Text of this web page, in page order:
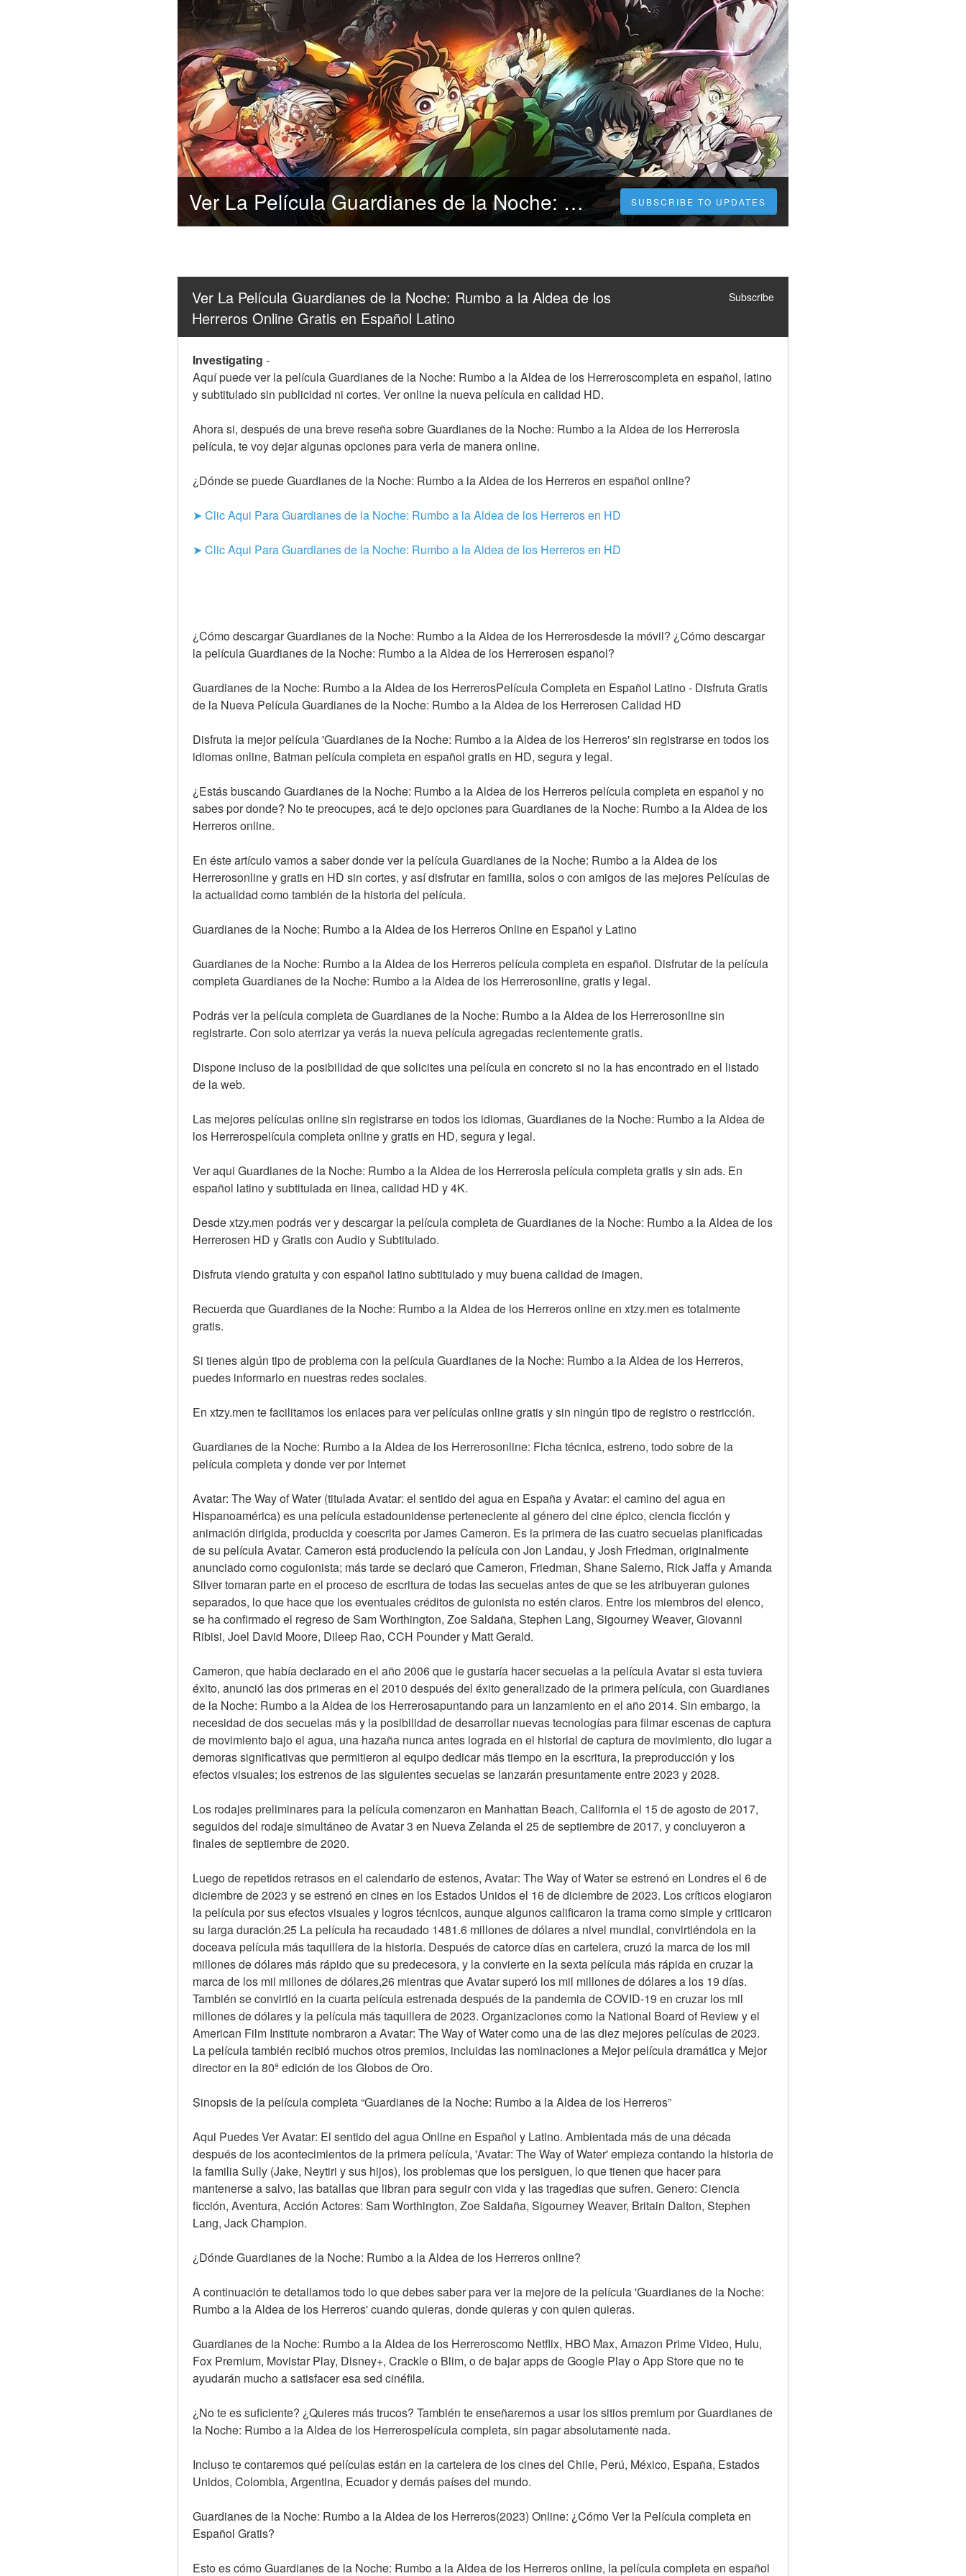
Ver La Película Guardianes de la Noche: Rumbo a la Aldea de los Herreros Online Gratis en Español Latino SUBSCRIBE TO UPDATES
Ver La Película Guardianes de la Noche: Rumbo a la Aldea de los
Herreros Online Gratis en Español Latino
Subscribe
Investigating -
Aquí puede ver la película Guardianes de la Noche: Rumbo a la Aldea de los Herreroscompleta en español, latino
y subtitulado sin publicidad ni cortes. Ver online la nueva película en calidad HD.
Ahora si, después de una breve reseña sobre Guardianes de la Noche: Rumbo a la Aldea de los Herrerosla
película, te voy dejar algunas opciones para verla de manera online.
¿Dónde se puede Guardianes de la Noche: Rumbo a la Aldea de los Herreros en español online?
➤ Clic Aqui Para Guardianes de la Noche: Rumbo a la Aldea de los Herreros en HD
➤ Clic Aqui Para Guardianes de la Noche: Rumbo a la Aldea de los Herreros en HD
¿Cómo descargar Guardianes de la Noche: Rumbo a la Aldea de los Herrerosdesde la móvil? ¿Cómo descargar
la película Guardianes de la Noche: Rumbo a la Aldea de los Herrerosen español?
Guardianes de la Noche: Rumbo a la Aldea de los HerrerosPelícula Completa en Español Latino - Disfruta Gratis
de la Nueva Película Guardianes de la Noche: Rumbo a la Aldea de los Herrerosen Calidad HD
Disfruta la mejor película 'Guardianes de la Noche: Rumbo a la Aldea de los Herreros' sin registrarse en todos los
idiomas online, Batman película completa en español gratis en HD, segura y legal.
¿Estás buscando Guardianes de la Noche: Rumbo a la Aldea de los Herreros película completa en español y no
sabes por donde? No te preocupes, acá te dejo opciones para Guardianes de la Noche: Rumbo a la Aldea de los
Herreros online.
En éste artículo vamos a saber donde ver la película Guardianes de la Noche: Rumbo a la Aldea de los
Herrerosonline y gratis en HD sin cortes, y así disfrutar en familia, solos o con amigos de las mejores Películas de
la actualidad como también de la historia del película.
Guardianes de la Noche: Rumbo a la Aldea de los Herreros Online en Español y Latino
Guardianes de la Noche: Rumbo a la Aldea de los Herreros película completa en español. Disfrutar de la película
completa Guardianes de la Noche: Rumbo a la Aldea de los Herrerosonline, gratis y legal.
Podrás ver la película completa de Guardianes de la Noche: Rumbo a la Aldea de los Herrerosonline sin
registrarte. Con solo aterrizar ya verás la nueva película agregadas recientemente gratis.
Dispone incluso de la posibilidad de que solicites una película en concreto si no la has encontrado en el listado
de la web.
Las mejores películas online sin registrarse en todos los idiomas, Guardianes de la Noche: Rumbo a la Aldea de
los Herrerospelícula completa online y gratis en HD, segura y legal.
Ver aqui Guardianes de la Noche: Rumbo a la Aldea de los Herrerosla película completa gratis y sin ads. En
español latino y subtitulada en linea, calidad HD y 4K.
Desde xtzy.men podrás ver y descargar la película completa de Guardianes de la Noche: Rumbo a la Aldea de los
Herrerosen HD y Gratis con Audio y Subtitulado.
Disfruta viendo gratuita y con español latino subtitulado y muy buena calidad de imagen.
Recuerda que Guardianes de la Noche: Rumbo a la Aldea de los Herreros online en xtzy.men es totalmente
gratis.
Si tienes algún tipo de problema con la película Guardianes de la Noche: Rumbo a la Aldea de los Herreros,
puedes informarlo en nuestras redes sociales.
En xtzy.men te facilitamos los enlaces para ver películas online gratis y sin ningún tipo de registro o restricción.
Guardianes de la Noche: Rumbo a la Aldea de los Herrerosonline: Ficha técnica, estreno, todo sobre de la
película completa y donde ver por Internet
Avatar: The Way of Water (titulada Avatar: el sentido del agua en España y Avatar: el camino del agua en
Hispanoamérica) es una película estadounidense perteneciente al género del cine épico, ciencia ficción y
animación dirigida, producida y coescrita por James Cameron. Es la primera de las cuatro secuelas planificadas
de su película Avatar. Cameron está produciendo la película con Jon Landau, y Josh Friedman, originalmente
anunciado como coguionista; más tarde se declaró que Cameron, Friedman, Shane Salerno, Rick Jaffa y Amanda
Silver tomaran parte en el proceso de escritura de todas las secuelas antes de que se les atribuyeran guiones
separados, lo que hace que los eventuales créditos de guionista no estén claros. Entre los miembros del elenco,
se ha confirmado el regreso de Sam Worthington, Zoe Saldaña, Stephen Lang, Sigourney Weaver, Giovanni
Ribisi, Joel David Moore, Dileep Rao, CCH Pounder y Matt Gerald.
Cameron, que había declarado en el año 2006 que le gustaría hacer secuelas a la película Avatar si esta tuviera
éxito, anunció las dos primeras en el 2010 después del éxito generalizado de la primera película, con Guardianes
de la Noche: Rumbo a la Aldea de los Herrerosapuntando para un lanzamiento en el año 2014. Sin embargo, la
necesidad de dos secuelas más y la posibilidad de desarrollar nuevas tecnologías para filmar escenas de captura
de movimiento bajo el agua, una hazaña nunca antes lograda en el historial de captura de movimiento, dio lugar a
demoras significativas que permitieron al equipo dedicar más tiempo en la escritura, la preproducción y los
efectos visuales; los estrenos de las siguientes secuelas se lanzarán presuntamente entre 2023 y 2028.
Los rodajes preliminares para la película comenzaron en Manhattan Beach, California el 15 de agosto de 2017,
seguidos del rodaje simultáneo de Avatar 3 en Nueva Zelanda el 25 de septiembre de 2017, y concluyeron a
finales de septiembre de 2020.
Luego de repetidos retrasos en el calendario de estenos, Avatar: The Way of Water se estrenó en Londres el 6 de
diciembre de 2023 y se estrenó en cines en los Estados Unidos el 16 de diciembre de 2023. Los críticos elogiaron
la película por sus efectos visuales y logros técnicos, aunque algunos calificaron la trama como simple y criticaron
su larga duración.25 La película ha recaudado 1481.6 millones de dólares a nivel mundial, convirtiéndola en la
doceava película más taquillera de la historia. Después de catorce días en cartelera, cruzó la marca de los mil
millones de dólares más rápido que su predecesora, y la convierte en la sexta película más rápida en cruzar la
marca de los mil millones de dólares,26 mientras que Avatar superó los mil millones de dólares a los 19 días.
También se convirtió en la cuarta película estrenada después de la pandemia de COVID-19 en cruzar los mil
millones de dólares y la película más taquillera de 2023. Organizaciones como la National Board of Review y el
American Film Institute nombraron a Avatar: The Way of Water como una de las diez mejores películas de 2023.
La película también recibió muchos otros premios, incluidas las nominaciones a Mejor película dramática y Mejor
director en la 80ª edición de los Globos de Oro.
Sinopsis de la película completa “Guardianes de la Noche: Rumbo a la Aldea de los Herreros”
Aqui Puedes Ver Avatar: El sentido del agua Online en Español y Latino. Ambientada más de una década
después de los acontecimientos de la primera película, 'Avatar: The Way of Water' empieza contando la historia de
la familia Sully (Jake, Neytiri y sus hijos), los problemas que los persiguen, lo que tienen que hacer para
mantenerse a salvo, las batallas que libran para seguir con vida y las tragedias que sufren. Genero: Ciencia
ficción, Aventura, Acción Actores: Sam Worthington, Zoe Saldaña, Sigourney Weaver, Britain Dalton, Stephen
Lang, Jack Champion.
¿Dónde Guardianes de la Noche: Rumbo a la Aldea de los Herreros online?
A continuación te detallamos todo lo que debes saber para ver la mejore de la película 'Guardianes de la Noche:
Rumbo a la Aldea de los Herreros' cuando quieras, donde quieras y con quien quieras.
Guardianes de la Noche: Rumbo a la Aldea de los Herreroscomo Netflix, HBO Max, Amazon Prime Video, Hulu,
Fox Premium, Movistar Play, Disney+, Crackle o Blim, o de bajar apps de Google Play o App Store que no te
ayudarán mucho a satisfacer esa sed cinéfila.
¿No te es suficiente? ¿Quieres más trucos? También te enseñaremos a usar los sitios premium por Guardianes de
la Noche: Rumbo a la Aldea de los Herrerospelícula completa, sin pagar absolutamente nada.
Incluso te contaremos qué películas están en la cartelera de los cines del Chile, Perú, México, España, Estados
Unidos, Colombia, Argentina, Ecuador y demás países del mundo.
Guardianes de la Noche: Rumbo a la Aldea de los Herreros(2023) Online: ¿Cómo Ver la Película completa en
Español Gratis?
Esto es cómo Guardianes de la Noche: Rumbo a la Aldea de los Herreros online, la película completa en español